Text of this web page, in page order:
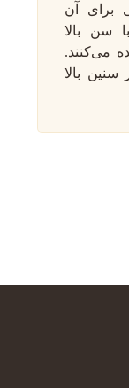
برای آن
سن بالا
می‌کنند.
بالا